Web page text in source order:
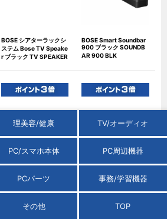
BOSE シアターラックシ
ステム Bose TV Speake
r ブラック TV SPEAKER
BOSE Smart Soundbar
900 ブラック SOUNDB
AR 900 BLK
JBL BARスピーカー CIN
ヤマハ プリメインアンプ
理美容/健康 TV/オーディオ
PC/スマホ本体 PC周辺機器
PCパーツ 事務/学習機器
その他 TOP